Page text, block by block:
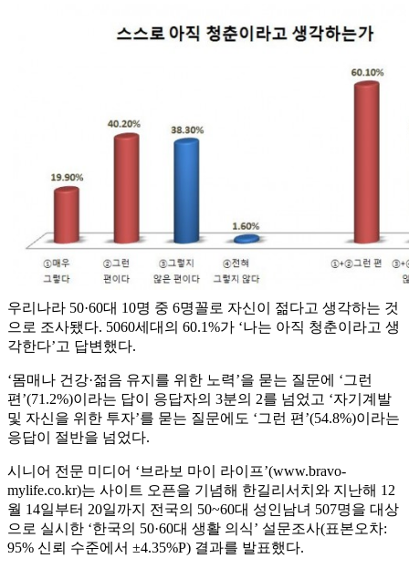
우리나라 50·60대 10명 중 6명꼴로 자신이 젊다고 생각하는 것
으로 조사됐다. 5060세대의 60.1%가 ‘나는 아직 청춘이라고 생
각한다’고 답변했다.
‘몸매나 건강·젊음 유지를 위한 노력’을 묻는 질문에 ‘그런
편’(71.2%)이라는 답이 응답자의 3분의 2를 넘었고 ‘자기계발
및 자신을 위한 투자’를 묻는 질문에도 ‘그런 편’(54.8%)이라는
응답이 절반을 넘었다.
시니어 전문 미디어 ‘브라보 마이 라이프’(www.bravo-
mylife.co.kr)는 사이트 오픈을 기념해 한길리서치와 지난해 12
월 14일부터 20일까지 전국의 50~60대 성인남녀 507명을 대상
으로 실시한 ‘한국의 50·60대 생활 의식’ 설문조사(표본오차:
95% 신뢰 수준에서 ±4.35%P) 결과를 발표했다.